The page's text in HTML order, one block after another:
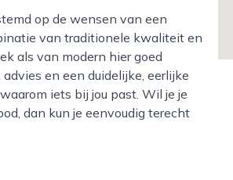
van traditionele kwaliteit en
als van modern hier goed
en een duidelijke, eerlijke
iets bij jou past. Wil je je
dan kun je eenvoudig terecht